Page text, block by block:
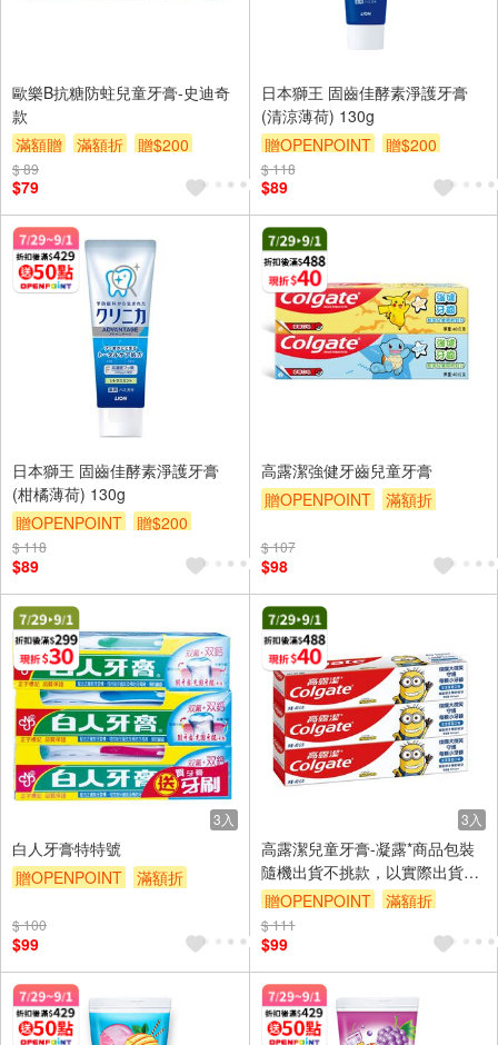
歐樂B抗糖防蛀兒童牙膏-史迪奇
款
滿額贈
滿額折 贈$200
$ 89
$79
日本獅王 固齒佳酵素淨護牙膏
(清涼薄荷) 130g
贈OPENPOINT
贈$200
$ 118
$89
日本獅王 固齒佳酵素淨護牙膏
(柑橘薄荷) 130g
贈OPENPOINT
贈$200
$ 118
$89
高露潔強健牙齒兒童牙膏
贈OPENPOINT
滿額折
$ 107
$98
3入
白人牙膏特特號
贈OPENPOINT
滿額折
$ 100
$99
3入
高露潔兒童牙膏-凝露*商品包裝
隨機出貨不挑款，以實際出貨為
準。
贈OPENPOINT
滿額折
贈$200
$ 111
$99